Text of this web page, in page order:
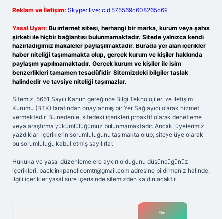
Reklam ve İletişim: Skype: live:.cid.575569c608265c69
Yasal Uyarı: Bu internet sitesi, herhangi bir marka, kurum veya şahıs
şirketi ile hiçbir bağlantısı bulunmamaktadır. Sitede yalnızca kendi
hazırladığımız makaleler paylaşılmaktadır. Burada yer alan içerikler
haber niteliği taşımamakta olup, gerçek kurum ve kişiler hakkında
paylaşım yapılmamaktadır. Gerçek kurum ve kişiler ile isim
benzerlikleri tamamen tesadüfidir. Sitemizdeki bilgiler taslak
halindedir ve tavsiye niteliği taşımazlar.
Sitemiz, 5651 Sayılı Kanun gereğince Bilgi Teknolojileri ve İletişim
Kurumu (BTK) tarafından onaylanmış bir Yer Sağlayıcı olarak hizmet
vermektedir. Bu nedenle, sitedeki içerikleri proaktif olarak denetleme
veya araştırma yükümlülüğümüz bulunmamaktadır. Ancak, üyelerimiz
yazdıkları içeriklerin sorumluluğunu taşımakta olup, siteye üye olarak
bu sorumluluğu kabul etmiş sayılırlar.
Hukuka ve yasal düzenlemelere aykırı olduğunu düşündüğünüz
içerikleri, backlinkpanelicomtr@gmail.com adresine bildirmeniz halinde,
ilgili içerikler yasal süre içerisinde sitemizden kaldırılacaktır.